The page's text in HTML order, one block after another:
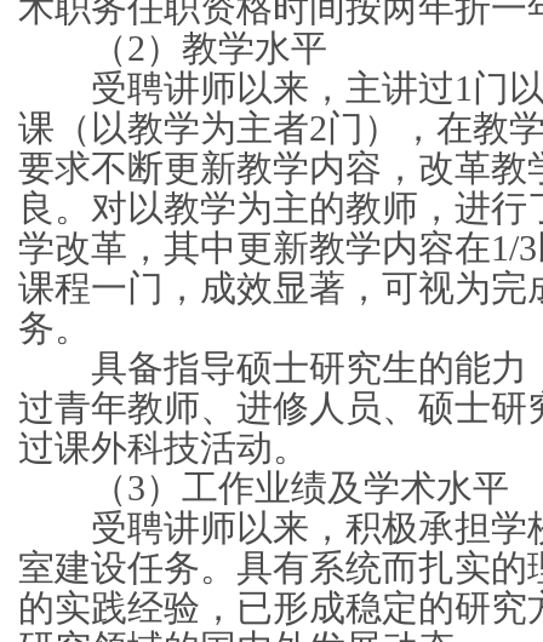
术职务任职资格时间按两年折一
（2）教学水平
受聘讲师以来，主讲过1门以
课（以教学为主者2门），在教
要求不断更新教学内容，改革教
良。对以教学为主的教师，进
学改革，其中更新教学内容在1/
课程一门，成效显著，可视为完
务。
具备指导硕士研究生的能力
过青年教师、进修人员、硕士研
过课外科技活动。
（3）工作业绩及学术水平
受聘讲师以来，积极承担学
室建设任务。具有系统而扎实的
的实践经验，已形成稳定的研究